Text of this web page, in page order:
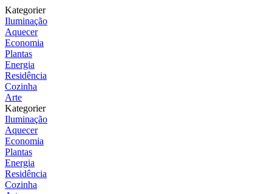
Kategorier
Iluminação
Aquecer
Economia
Plantas
Energia
Residência
Cozinha
Arte
Kategorier
Iluminação
Aquecer
Economia
Plantas
Energia
Residência
Cozinha